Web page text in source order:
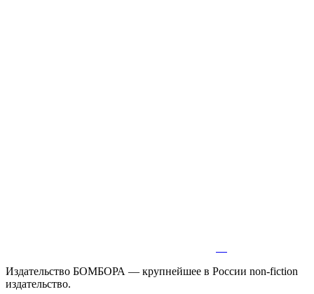
Издательство БОМБОРА — крупнейшее в России non-fiction
издательство.